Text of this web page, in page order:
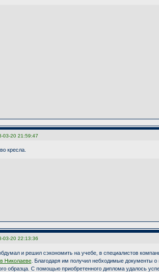
03-20 21:59:47
кресла.
03-20 22:13:36
и решил сэкономить на учебе, в специалистов
Николаеве. Благодаря им получил небходимые документы
образца. С помощью приобретенного диплома удалось